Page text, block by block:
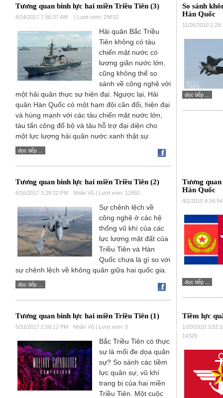
Tương quan binh lực hai miền Triều Tiên (3)
8/14/2017 7:56:37 AM | Lượt xem: 29632
Hải quân Bắc Triều
Tiên không có tàu
chiến mặt nước có
lượng giãn nước lớn,
cũng không thể so
sánh về công nghệ với
một hải quân thực sự hiện đại. Ngược lại, Hải
quân Hàn Quốc có một hạm đội cân đối, hiện đại
và hùng mạnh với các tàu chiến mặt nước lớn,
tàu tấn công đổ bộ và tảu hỗ trợ đại diện cho
một lực lượng hải quân nước xanh thật sự.
đọc tiếp ...
So sánh
Hàn Quốc
11/26/2010
đọc tiếp ...
Tương quan binh lực hai miền Triều Tiên (2)
6/16/2017 3:29:22 PM Nhân Vũ | Lượt xem: 12692
Sự chênh lệch về
công nghệ ở các hệ
thống vũ khí của các
lực lượng mặt đất của
Triều Tiên và Hàn
Quốc chưa là gì so với
sự chênh lệch về không quân giữa hai quốc gia.
đọc tiếp ...
Tương
Hàn Quốc
4/2/2010
đọc tiếp ...
Tương quan binh lực hai miền Triều Tiên (1)
5/31/2017 2:58:12 PM Nhân Vũ | Lượt xem: 0
Bắc Triều Tiên có thực
sự là mối đe dọa quân
sự? So sánh các tiềm
lực quân sự, vũ khí
trang bị của hai miền
Triều Tiên. Một cuộc
Tiềm lực
1/20/2010
14329